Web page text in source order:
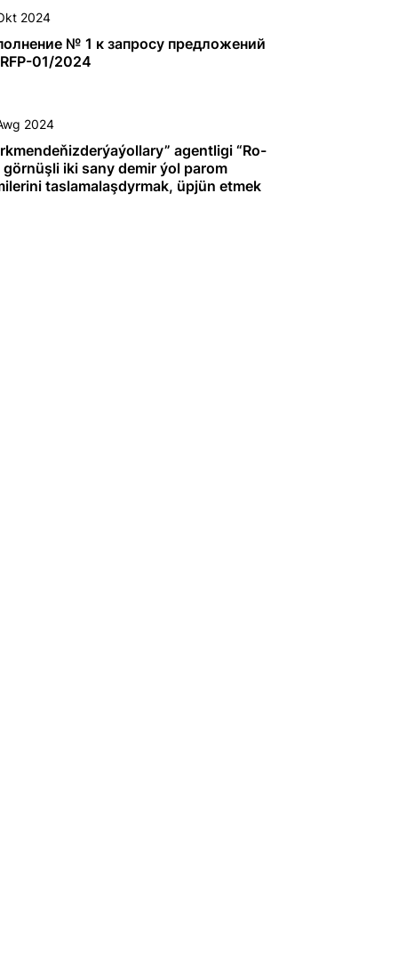
и оборудований для
судно «Гудрат»
2024
№ 1 к запросу предложений
01/2024
2024
agentligi “Ro-
görnüşli iki sany demir ýol parom
taslamalaşdyrmak, üpjün etmek